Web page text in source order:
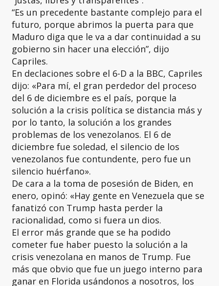
“Es un precedente bastante complejo para el
futuro, porque abrimos la puerta para que
Maduro diga que le va a dar continuidad a su
gobierno sin hacer una elección”, dijo
Capriles.
En declaciones sobre el 6-D a la BBC, Capriles
dijo: «Para mí, el gran perdedor del proceso
del 6 de diciembre es el país, porque la
solución a la crisis política se distancia más y
por lo tanto, la solución a los grandes
problemas de los venezolanos. El 6 de
diciembre fue soledad, el silencio de los
venezolanos fue contundente, pero fue un
silencio huérfano».
De cara a la toma de posesión de Biden, en
enero, opinó: «Hay gente en Venezuela que se
fanatizó con Trump hasta perder la
racionalidad, como si fuera un dios.
El error más grande que se ha podido
cometer fue haber puesto la solución a la
crisis venezolana en manos de Trump. Fue
más que obvio que fue un juego interno para
ganar en Florida usándonos a nosotros, los